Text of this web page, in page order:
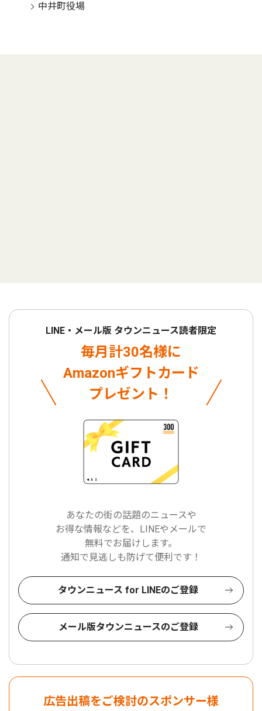
中井町役場
LINE・メール版 タウンニュース読者限定
毎月計30名様に
Amazonギフトカード
プレゼント！
あなたの街の話題のニュースや
お得な情報などを、LINEやメールで
無料でお届けします。
通知で見逃しも防げて便利です！
タウンニュース for LINEのご登録
メール版タウンニュースのご登録
広告出稿をご検討のスポンサー様